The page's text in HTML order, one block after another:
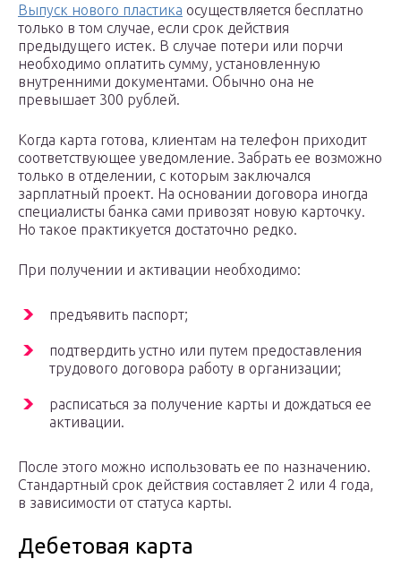
Выпуск нового пластика осуществляется бесплатно
только в том случае, если срок действия
предыдущего истек. В случае потери или порчи
необходимо оплатить сумму, установленную
внутренними документами. Обычно она не
превышает 300 рублей.
Когда карта готова, клиентам на телефон приходит
соответствующее уведомление. Забрать ее возможно
только в отделении, с которым заключался
зарплатный проект. На основании договора иногда
специалисты банка сами привозят новую карточку.
Но такое практикуется достаточно редко.
При получении и активации необходимо:
предъявить паспорт;
подтвердить устно или путем предоставления
трудового договора работу в организации;
расписаться за получение карты и дождаться ее
активации.
После этого можно использовать ее по назначению.
Стандартный срок действия составляет 2 или 4 года,
в зависимости от статуса карты.⁠
Дебетовая карта